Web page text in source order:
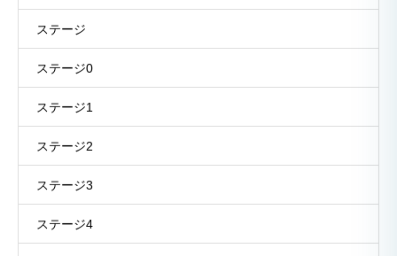
ステージ
ステージ0
ステージ1
ステージ2
ステージ3
ステージ4